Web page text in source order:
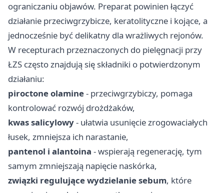
ograniczaniu objawów. Preparat powinien łączyć
działanie przeciwgrzybicze, keratolityczne i kojące, a
jednocześnie być delikatny dla wrażliwych rejonów.
W recepturach przeznaczonych do pielęgnacji przy
ŁZS często znajdują się składniki o potwierdzonym
działaniu:
piroctone olamine- przeciwgrzybiczy, pomaga
kontrolować rozwój drożdżaków,
kwas salicylowy- ułatwia usunięcie zrogowaciałych
łusek, zmniejsza ich narastanie,
pantenol i alantoina - wspierają regenerację, tym
samym zmniejszają napięcie naskórka,
związki regulujące wydzielanie sebum, które